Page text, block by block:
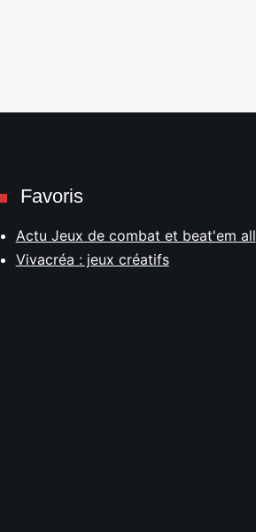
Favoris
Actu Jeux de combat et beat'em all
Vivacréa : jeux créatifs